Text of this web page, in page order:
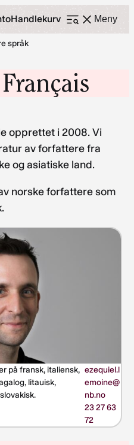
Handlekurv Meny
Åpne
språk
opprettet i 2008. Vi
av forfattere fra
og asiatiske land.
norske forfattere som
på fransk, italiensk,
litauisk,
ezequiel.l
emoine@
nb.no
23 27 63
72